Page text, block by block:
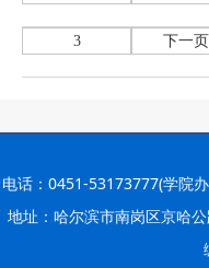
3 下一页
电话：0451-53173777(学院
地址：哈尔滨市南岗区京哈